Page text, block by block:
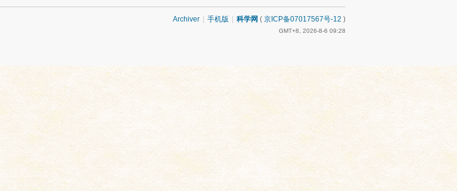
Archiver 手机版 科学网 ( 京ICP备07017567号-12 )
GMT+8, 2026-8-6 09:28